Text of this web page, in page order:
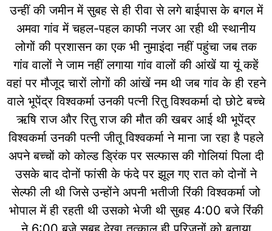
उन्हीं की जमीन में सुबह से ही रीवा से लगे बाईपास के बगल में
अमवा गांव में चहल-पहल काफी नजर आ रही थी स्थानीय
लोगों की प्रशासन का एक भी नुमाइंदा नहीं पहुंचा जब तक
गांव वालों ने जाम नहीं लगाया गांव वालों की आंखें या यूं कहें
वहां पर मौजूद चारों लोगों की आंखें नम थी जब गांव के ही रहने
वाले भूपेंद्र विश्वकर्मा उनकी पत्नी रितु विश्वकर्मा दो छोटे बच्चे
ऋषि राज और रितु राज की मौत की खबर आई थी भूपेंद्र
विश्वकर्मा उनकी पत्नी जीतू विश्वकर्मा ने माना जा रहा है पहले
अपने बच्चों को कोल्ड ड्रिंक पर सल्फास की गोलियां पिला दी
उसके बाद दोनों फांसी के फंदे पर झूल गए रात को दोनों ने
सेल्फी ली थी जिसे उन्होंने अपनी भतीजी रिंकी विश्वकर्मा जो
भोपाल में ही रहती थी उसको भेजी थी सुबह 4:00 बजे रिंकी